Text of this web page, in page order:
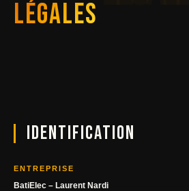
LÉGALES
Identification
ENTREPRISE
BatiElec – Laurent Nardi